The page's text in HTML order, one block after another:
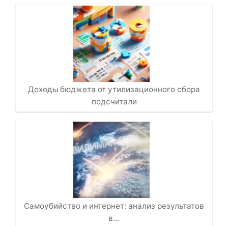
Доходы бюджета от утилизационного сбора
подсчитали
Самоубийство и интернет: анализ результатов
в…